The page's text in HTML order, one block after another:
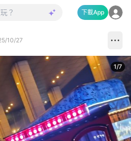
下載App
10/27
1/7